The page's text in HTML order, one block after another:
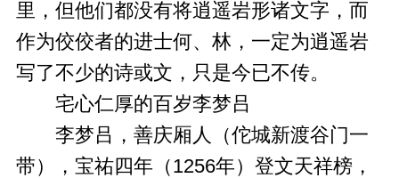
里，但他们都没有将逍遥岩形诸文字，而
作为佼佼者的进士何、林，一定为逍遥岩
写了不少的诗或文，只是今已不传。
宅心仁厚的百岁李梦吕
李梦吕，善庆厢人（佗城新渡谷门一
带），宝祐四年（1256年）登文天祥榜，